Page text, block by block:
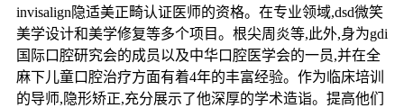
invisalign隐适美正畸认证医师的资格。在专业领域,dsd微笑
美学设计和美学修复等多个项目。根尖周炎等,此外,身为gdi
国际口腔研究会的成员以及中华口腔医学会的一员,并在全
麻下儿童口腔治疗方面有着4年的丰富经验。作为临床培训
的导师,隐形矫正,充分展示了他深厚的学术造诣。提高他们